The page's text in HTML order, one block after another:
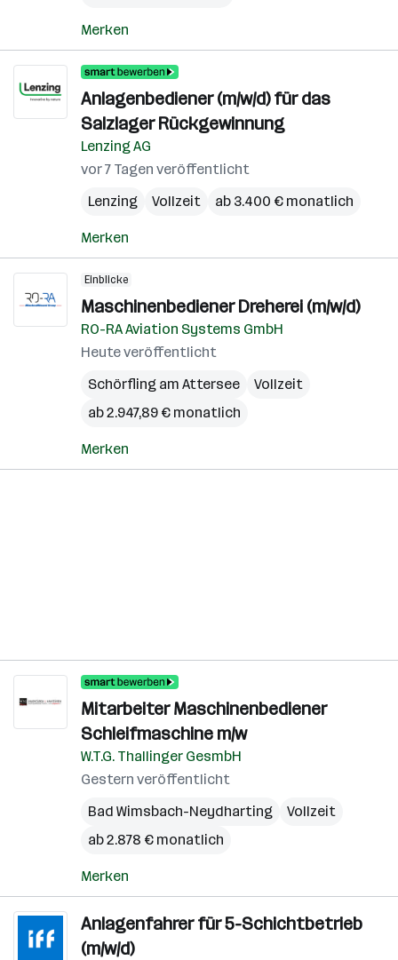
Merken
Anlagenbediener (m/w/d) für das
Salzlager Rückgewinnung
Lenzing AG
vor 7 Tagen veröffentlicht
Lenzing
Vollzeit ab 3.400 € monatlich
Merken
Einblicke
Maschinenbediener Dreherei (m/w/d)
RO-RA Aviation Systems GmbH
Heute veröffentlicht
Schörfling am Attersee
Vollzeit
ab 2.947,89 € monatlich
Merken
Mitarbeiter Maschinenbediener
Schleifmaschine m/w
W.T.G. Thallinger GesmbH
Gestern veröffentlicht
Bad Wimsbach-Neydharting
Vollzeit
ab 2.878 € monatlich
Merken
Anlagenfahrer für 5-Schichtbetrieb
(m/w/d)